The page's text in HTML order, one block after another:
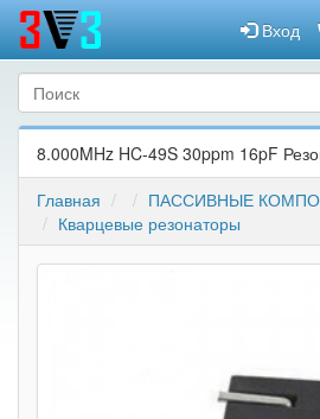
Вход
8.000MHz HC-49S 30ppm 16pF
Главная
ПАССИВНЫЕ
Кварцевые резонаторы